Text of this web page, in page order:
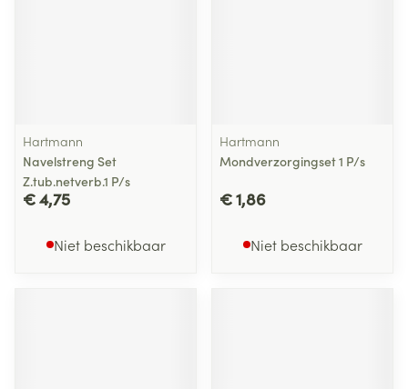
Hartmann
Navelstreng Set
Z.tub.netverb.1 P/s
€ 4,75
Niet beschikbaar
Hartmann
Mondverzorgingset 1 P/s
€ 1,86
Niet beschikbaar